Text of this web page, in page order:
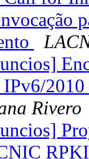
IPv6/
Rivero